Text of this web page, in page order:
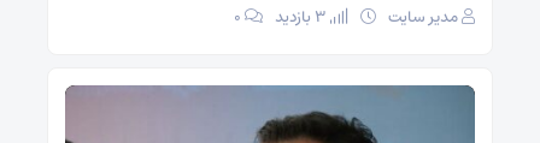
مدیر سایت ۰